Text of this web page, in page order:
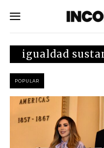
igualdad
POPULAR